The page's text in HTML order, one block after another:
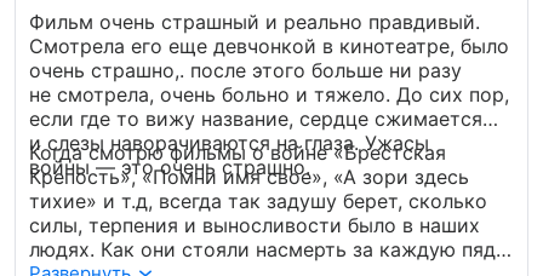
Фильм очень страшный и реально правдивый.
Смотрела его еще девчонкой в кинотеатре, было
очень страшно,. после этого больше ни разу
не смотрела, очень больно и тяжело. До сих пор,
если где то вижу название, сердце сжимается
и слезы наворачиваются на глаза. Ужасы
войны — это очень страшно.
Когда смотрю фильмы о войне «Брестская
Крепость», «Помни имя свое», «А зори здесь
тихие» и т.д, всегда так задушу берет, сколько
силы, терпения и выносливости было в наших
людях. Как они стояли насмерть за каждую пядь